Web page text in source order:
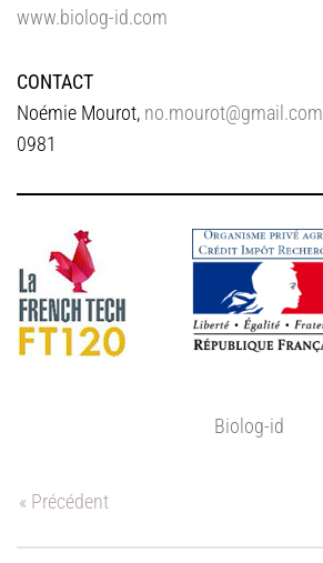
www.biolog-id.com
CONTACT
Noémie Mourot, no.mourot@gmail.com
0981
Biolog-id
« Précédent